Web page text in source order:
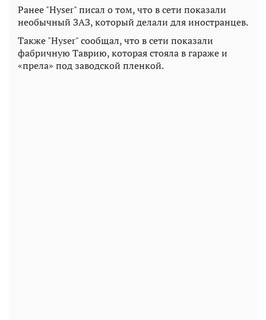
Ранее "Hyser" писал о том, что в сети показали
необычный ЗАЗ, который делали для иностранцев.
Также "Hyser" сообщал, что в сети показали
фабричную Таврию, которая стояла в гараже и
«прела» под заводской пленкой.